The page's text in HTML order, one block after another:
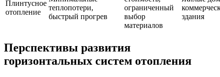
Плинтусное
отопление
теплопотери,
быстрый прогрев
ограниченный
выбор
материалов
здания
Перспективы развития
горизонтальных систем отопления